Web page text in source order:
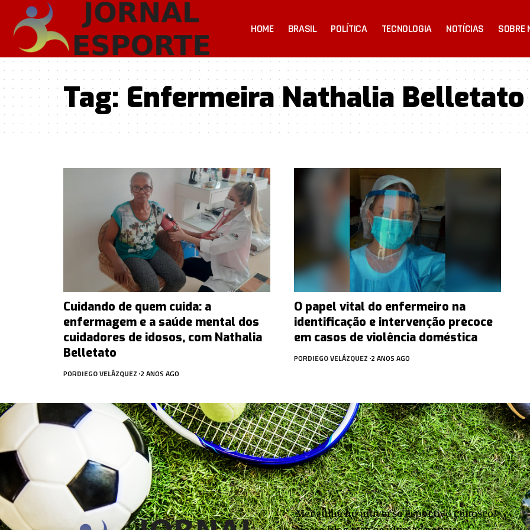
HOME BRASIL POLÍTICA TECNOLOGIA NOTÍCIAS SOBRE
Tag: Enfermeira Nathalia Belletato
Cuidando de quem cuida: a
enfermagem e a saúde mental dos
cuidadores de idosos, com Nathalia
Belletato
PORDIEGO VELÁZQUEZ 2 ANOS AGO
O papel vital do enfermeiro na
identificação e intervenção precoce
em casos de violência doméstica
PORDIEGO VELÁZQUEZ 2 ANOS AGO
Mergulhe no universo esportivo conosco!